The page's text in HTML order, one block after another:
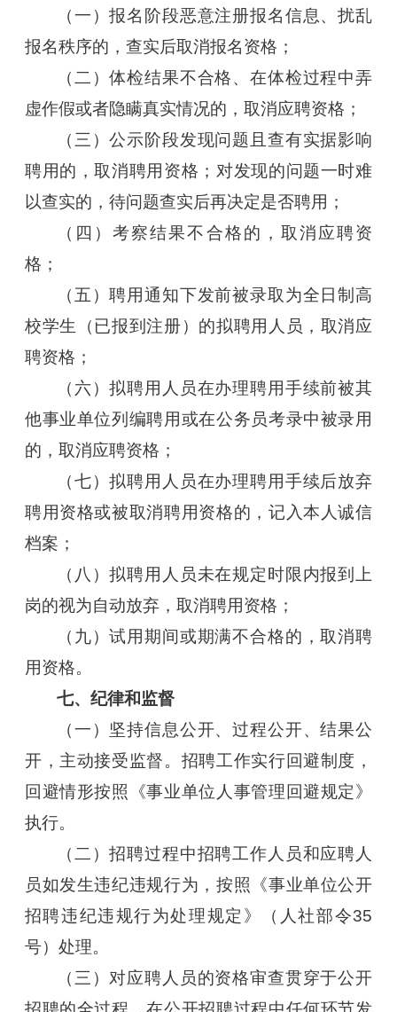
（一）报名阶段恶意注册报名信息、扰乱
报名秩序的，查实后取消报名资格；
（二）体检结果不合格、在体检过程中弄
虚作假或者隐瞒真实情况的，取消应聘资格；
（三）公示阶段发现问题且查有实据影响
聘用的，取消聘用资格；对发现的问题一时难
以查实的，待问题查实后再决定是否聘用；
（四）考察结果不合格的，取消应聘资
格；
（五）聘用通知下发前被录取为全日制高
校学生（已报到注册）的拟聘用人员，取消应
聘资格；
（六）拟聘用人员在办理聘用手续前被其
他事业单位列编聘用或在公务员考录中被录用
的，取消应聘资格；
（七）拟聘用人员在办理聘用手续后放弃
聘用资格或被取消聘用资格的，记入本人诚信
档案；
（八）拟聘用人员未在规定时限内报到上
岗的视为自动放弃，取消聘用资格；
（九）试用期间或期满不合格的，取消聘
用资格。
七、纪律和监督
（一）坚持信息公开、过程公开、结果公
开，主动接受监督。招聘工作实行回避制度，
回避情形按照《事业单位人事管理回避规定》
执行。
（二）招聘过程中招聘工作人员和应聘人
员如发生违纪违规行为，按照《事业单位公开
招聘违纪违规行为处理规定》（人社部令35
号）处理。
（三）对应聘人员的资格审查贯穿于公开